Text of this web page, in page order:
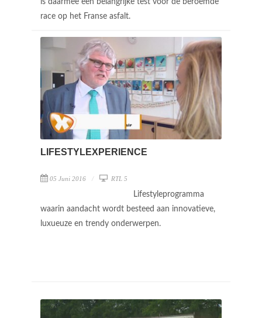
race op het Franse asfalt.
LIFESTYLEXPERIENCE
05 Juni 2016 RTL 5
Lifestyleprogramma
waarin aandacht wordt besteed aan innovatieve,
luxueuze en trendy onderwerpen.